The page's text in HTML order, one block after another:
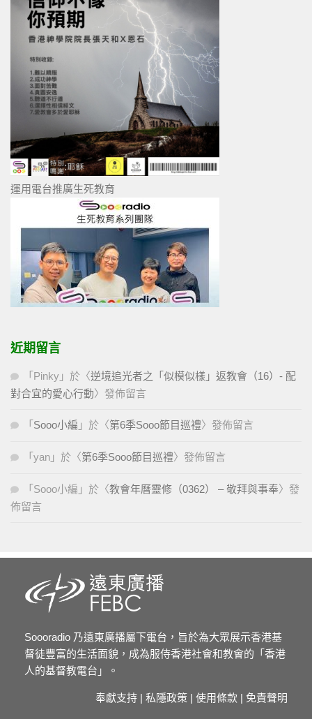
運用電台推廣生死教育
近期留言
「 Pinky 」於〈逆境追光者之「似模似樣」返教會（16）- 配
對合宜的愛心行動〉發佈留言
「 Sooo小編 」於〈第6季Sooo節目巡禮〉發佈留言
「 yan 」於〈第6季Sooo節目巡禮〉發佈留言
「 Sooo小編 」於〈教會年曆靈修（0362） – 敬拜與事奉〉發
佈留言
Soooradio 乃遠東廣播屬下電台，旨於為大眾展示香港基
督徒豐富的生活面貌，成為服侍香港社會和教會的「香港
人的基督教電台」。
奉獻支持 | 私隱政策 | 使用條款 | 免責聲明